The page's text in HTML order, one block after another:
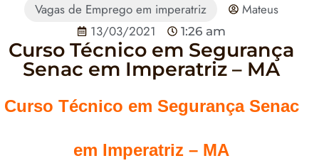
Vagas de Emprego em imperatriz
Mateus
13/03/2021
1:26 am
Curso Técnico em Segurança
Senac em Imperatriz – MA
Curso Técnico em Segurança Senac
em Imperatriz – MA